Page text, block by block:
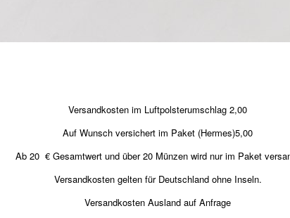
Versandkosten im Luftpolsterumschlag 2,00
Auf Wunsch versichert im Paket (Hermes)5,00
Ab 20 € Gesamtwert und über 20 Münzen wird nur im Paket
Versandkosten gelten für Deutschland ohne Inseln.
Versandkosten Ausland auf Anfrage